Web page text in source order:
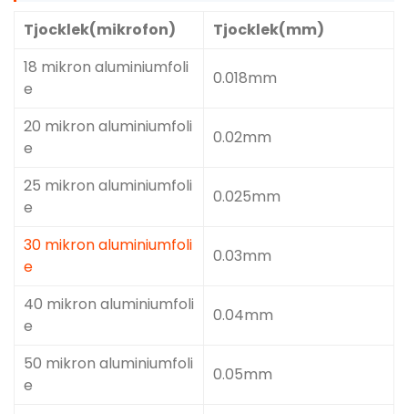
Tjocklek(mikrofon)
Tjocklek(mm)
18 mikron aluminiumfoli
e
0.018mm
20 mikron aluminiumfoli
e
0.02mm
25 mikron aluminiumfoli
e
0.025mm
30 mikron aluminiumfoli
e
0.03mm
40 mikron aluminiumfoli
e
0.04mm
50 mikron aluminiumfoli
e
0.05mm